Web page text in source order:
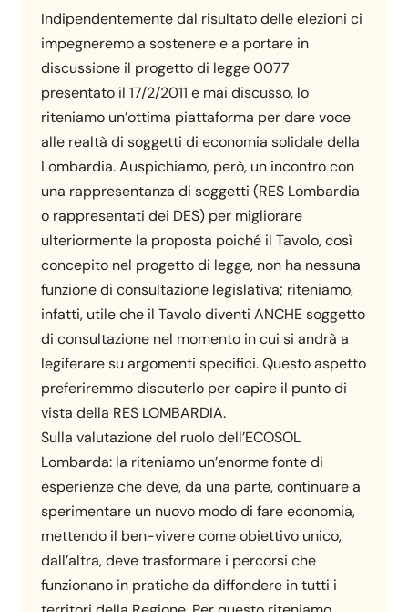
Indipendentemente dal risultato delle elezioni ci
impegneremo a sostenere e a portare in
discussione il progetto di legge 0077
presentato il 17/2/2011 e mai discusso, lo
riteniamo un’ottima piattaforma per dare voce
alle realtà di soggetti di economia solidale della
Lombardia. Auspichiamo, però, un incontro con
una rappresentanza di soggetti (RES Lombardia
o rappresentati dei DES) per migliorare
ulteriormente la proposta poiché il Tavolo, così
concepito nel progetto di legge, non ha nessuna
funzione di consultazione legislativa; riteniamo,
infatti, utile che il Tavolo diventi ANCHE soggetto
di consultazione nel momento in cui si andrà a
legiferare su argomenti specifici. Questo aspetto
preferiremmo discuterlo per capire il punto di
vista della RES LOMBARDIA.
Sulla valutazione del ruolo dell’ECOSOL
Lombarda: la riteniamo un’enorme fonte di
esperienze che deve, da una parte, continuare a
sperimentare un nuovo modo di fare economia,
mettendo il ben-vivere come obiettivo unico,
dall’altra, deve trasformare i percorsi che
funzionano in pratiche da diffondere in tutti i